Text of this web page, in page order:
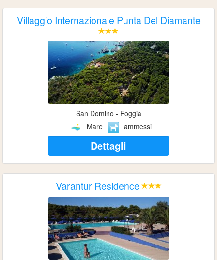
Villaggio Internazionale Punta Del Diamante
San Domino - Foggia
Mare
ammessi
Dettagli
Varantur Residence